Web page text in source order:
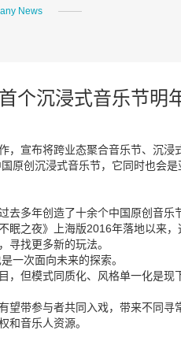
News
个沉浸式音乐节明
宣布将跨业态聚合音乐节、沉
创沉浸式音乐节，它同时也会
多年创造了十余个中国原创音乐
之夜》上海版2016年落地以来，
寻找更多新的玩法。
一次面向未来的探索。
但模式同质化、风格单一化是
带参与者共同入戏，带来不同
和音乐人资源。